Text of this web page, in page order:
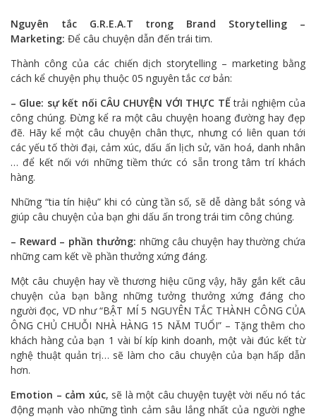
Nguyên tắc G.R.E.A.T trong Brand Storytelling –
Marketing: Để câu chuyện dẫn đến trái tim.
Thành công của các chiến dịch storytelling – marketing bằng
cách kể chuyện phụ thuộc 05 nguyên tắc cơ bản:
– Glue: sự kết nối CÂU CHUYỆN VỚI THỰC TẾtrải nghiệm của
công chúng. Đừng kể ra một câu chuyện hoang đường hay đẹp
đẽ. Hãy kể một câu chuyện chân thực, nhưng có liên quan tới
các yếu tố thời đại, cảm xúc, dấu ấn lịch sử, văn hoá, danh nhân
… để kết nối với những tiềm thức có sẵn trong tâm trí khách
hàng.
Những “tia tín hiệu” khi có cùng tần số, sẽ dễ dàng bắt sóng và
giúp câu chuyện của bạn ghi dấu ấn trong trái tim công chúng.
– Reward – phần thưởng: những câu chuyện hay thường chứa
những cam kết về phần thưởng xứng đáng.
Một câu chuyện hay về thương hiệu cũng vậy, hãy gắn kết câu
chuyện của bạn bằng những tưởng thưởng xứng đáng cho
người đọc, VD như “BẬT MÍ 5 NGUYÊN TẮC THÀNH CÔNG CỦA
ÔNG CHỦ CHUỖI NHÀ HÀNG 15 NĂM TUỔI” – Tặng thêm cho
khách hàng của bạn 1 vài bí kíp kinh doanh, một vài đúc kết từ
nghệ thuật quản trị… sẽ làm cho câu chuyện của bạn hấp dẫn
hơn.
Emotion – cảm xúc, sẽ là một câu chuyện tuyệt vời nếu nó tác
động mạnh vào những tình cảm sâu lắng nhất của người nghe